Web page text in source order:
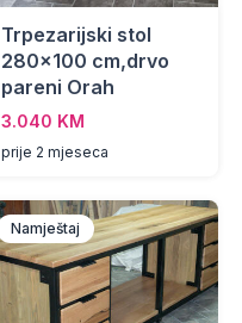
Trpezarijski stol
280x100 cm,drvo
pareni Orah
3.040 KM
prije 2 mjeseca
Namještaj